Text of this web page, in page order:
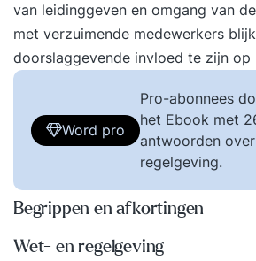
van leidinggeven en omgang van
met verzuimende medewerkers
doorslaggevende invloed te zijn op
Word pro
Pro-abonnees
het Ebook met
antwoorden
regelgeving.
Begrippen en afkortingen
Wet- en regelgeving